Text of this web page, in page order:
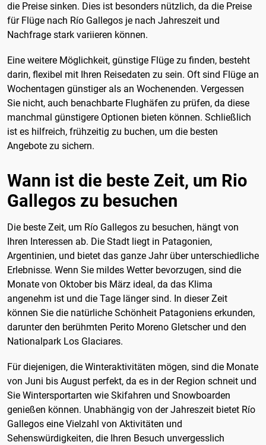
die Preise sinken. Dies ist besonders nützlich, da die Preise
für Flüge nach Río Gallegos je nach Jahreszeit und
Nachfrage stark variieren können.
Eine weitere Möglichkeit, günstige Flüge zu finden, besteht
darin, flexibel mit Ihren Reisedaten zu sein. Oft sind Flüge an
Wochentagen günstiger als an Wochenenden. Vergessen
Sie nicht, auch benachbarte Flughäfen zu prüfen, da diese
manchmal günstigere Optionen bieten können. Schließlich
ist es hilfreich, frühzeitig zu buchen, um die besten
Angebote zu sichern.
Wann ist die beste Zeit, um Rio
Gallegos zu besuchen
Die beste Zeit, um Río Gallegos zu besuchen, hängt von
Ihren Interessen ab. Die Stadt liegt in Patagonien,
Argentinien, und bietet das ganze Jahr über unterschiedliche
Erlebnisse. Wenn Sie mildes Wetter bevorzugen, sind die
Monate von Oktober bis März ideal, da das Klima
angenehm ist und die Tage länger sind. In dieser Zeit
können Sie die natürliche Schönheit Patagoniens erkunden,
darunter den berühmten Perito Moreno Gletscher und den
Nationalpark Los Glaciares.
Für diejenigen, die Winteraktivitäten mögen, sind die Monate
von Juni bis August perfekt, da es in der Region schneit und
Sie Wintersportarten wie Skifahren und Snowboarden
genießen können. Unabhängig von der Jahreszeit bietet Río
Gallegos eine Vielzahl von Aktivitäten und
Sehenswürdigkeiten, die Ihren Besuch unvergesslich